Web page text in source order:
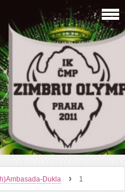
h)Ambasada-Dukla › 1